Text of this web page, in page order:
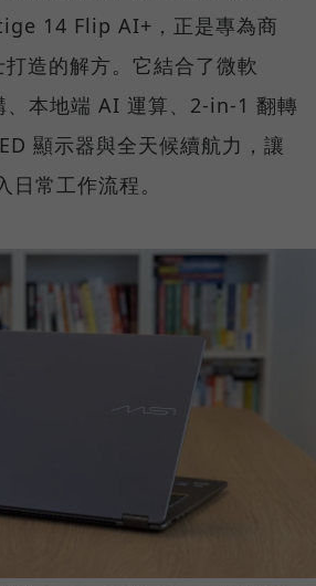
14 Flip AI+，正是專為商
造的解方。它結合了微軟
本地端 AI 運算、2-in-1 翻轉
顯示器與全天候續航力，讓
常工作流程。